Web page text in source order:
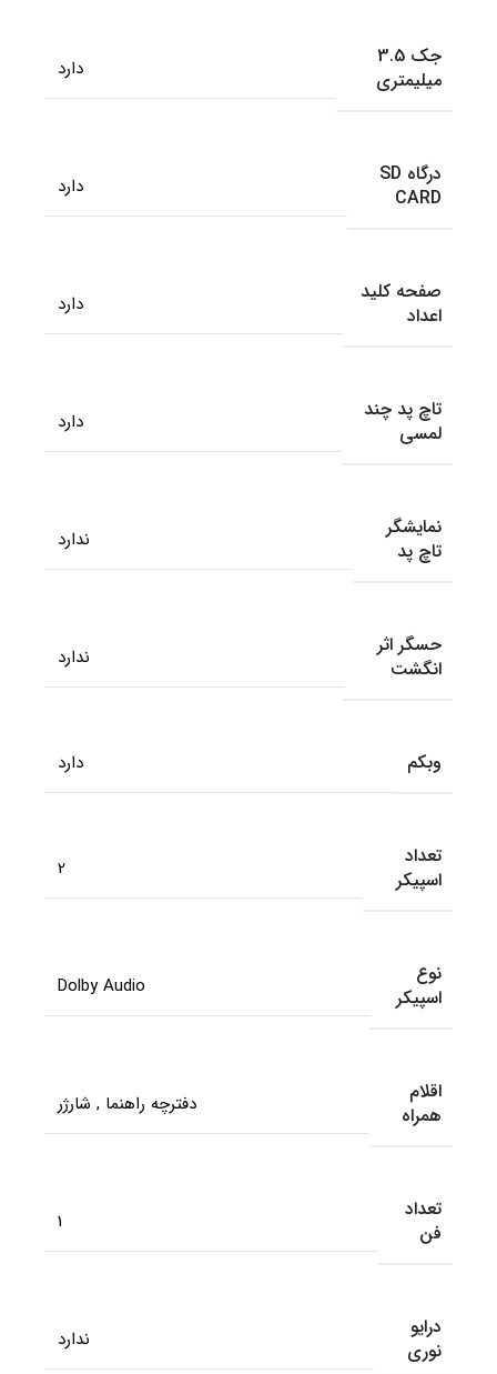
جک 3.5
میلیمتری
دارد
درگاه SD
CARD
دارد
صفحه کلید
اعداد
دارد
تاچ پد چند
لمسی
دارد
نمایشگر
تاچ پد
ندارد
حسگر اثر
انگشت
ندارد
وبکم دارد
تعداد
اسپیکر
2
نوع
اسپیکر
Dolby Audio
اقلام
همراه
دفترچه راهنما , شارژر
تعداد
فن
1
درایو
نوری
ندارد